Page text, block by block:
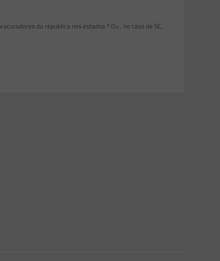
da republica nos estados ? Ou , no caso de SC,